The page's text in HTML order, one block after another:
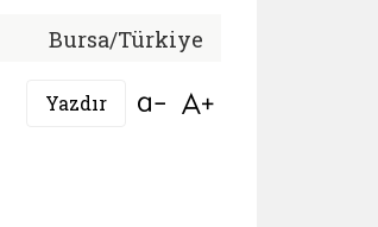
Bursa/Türkiye
Yazdır Bağlantıyı aç